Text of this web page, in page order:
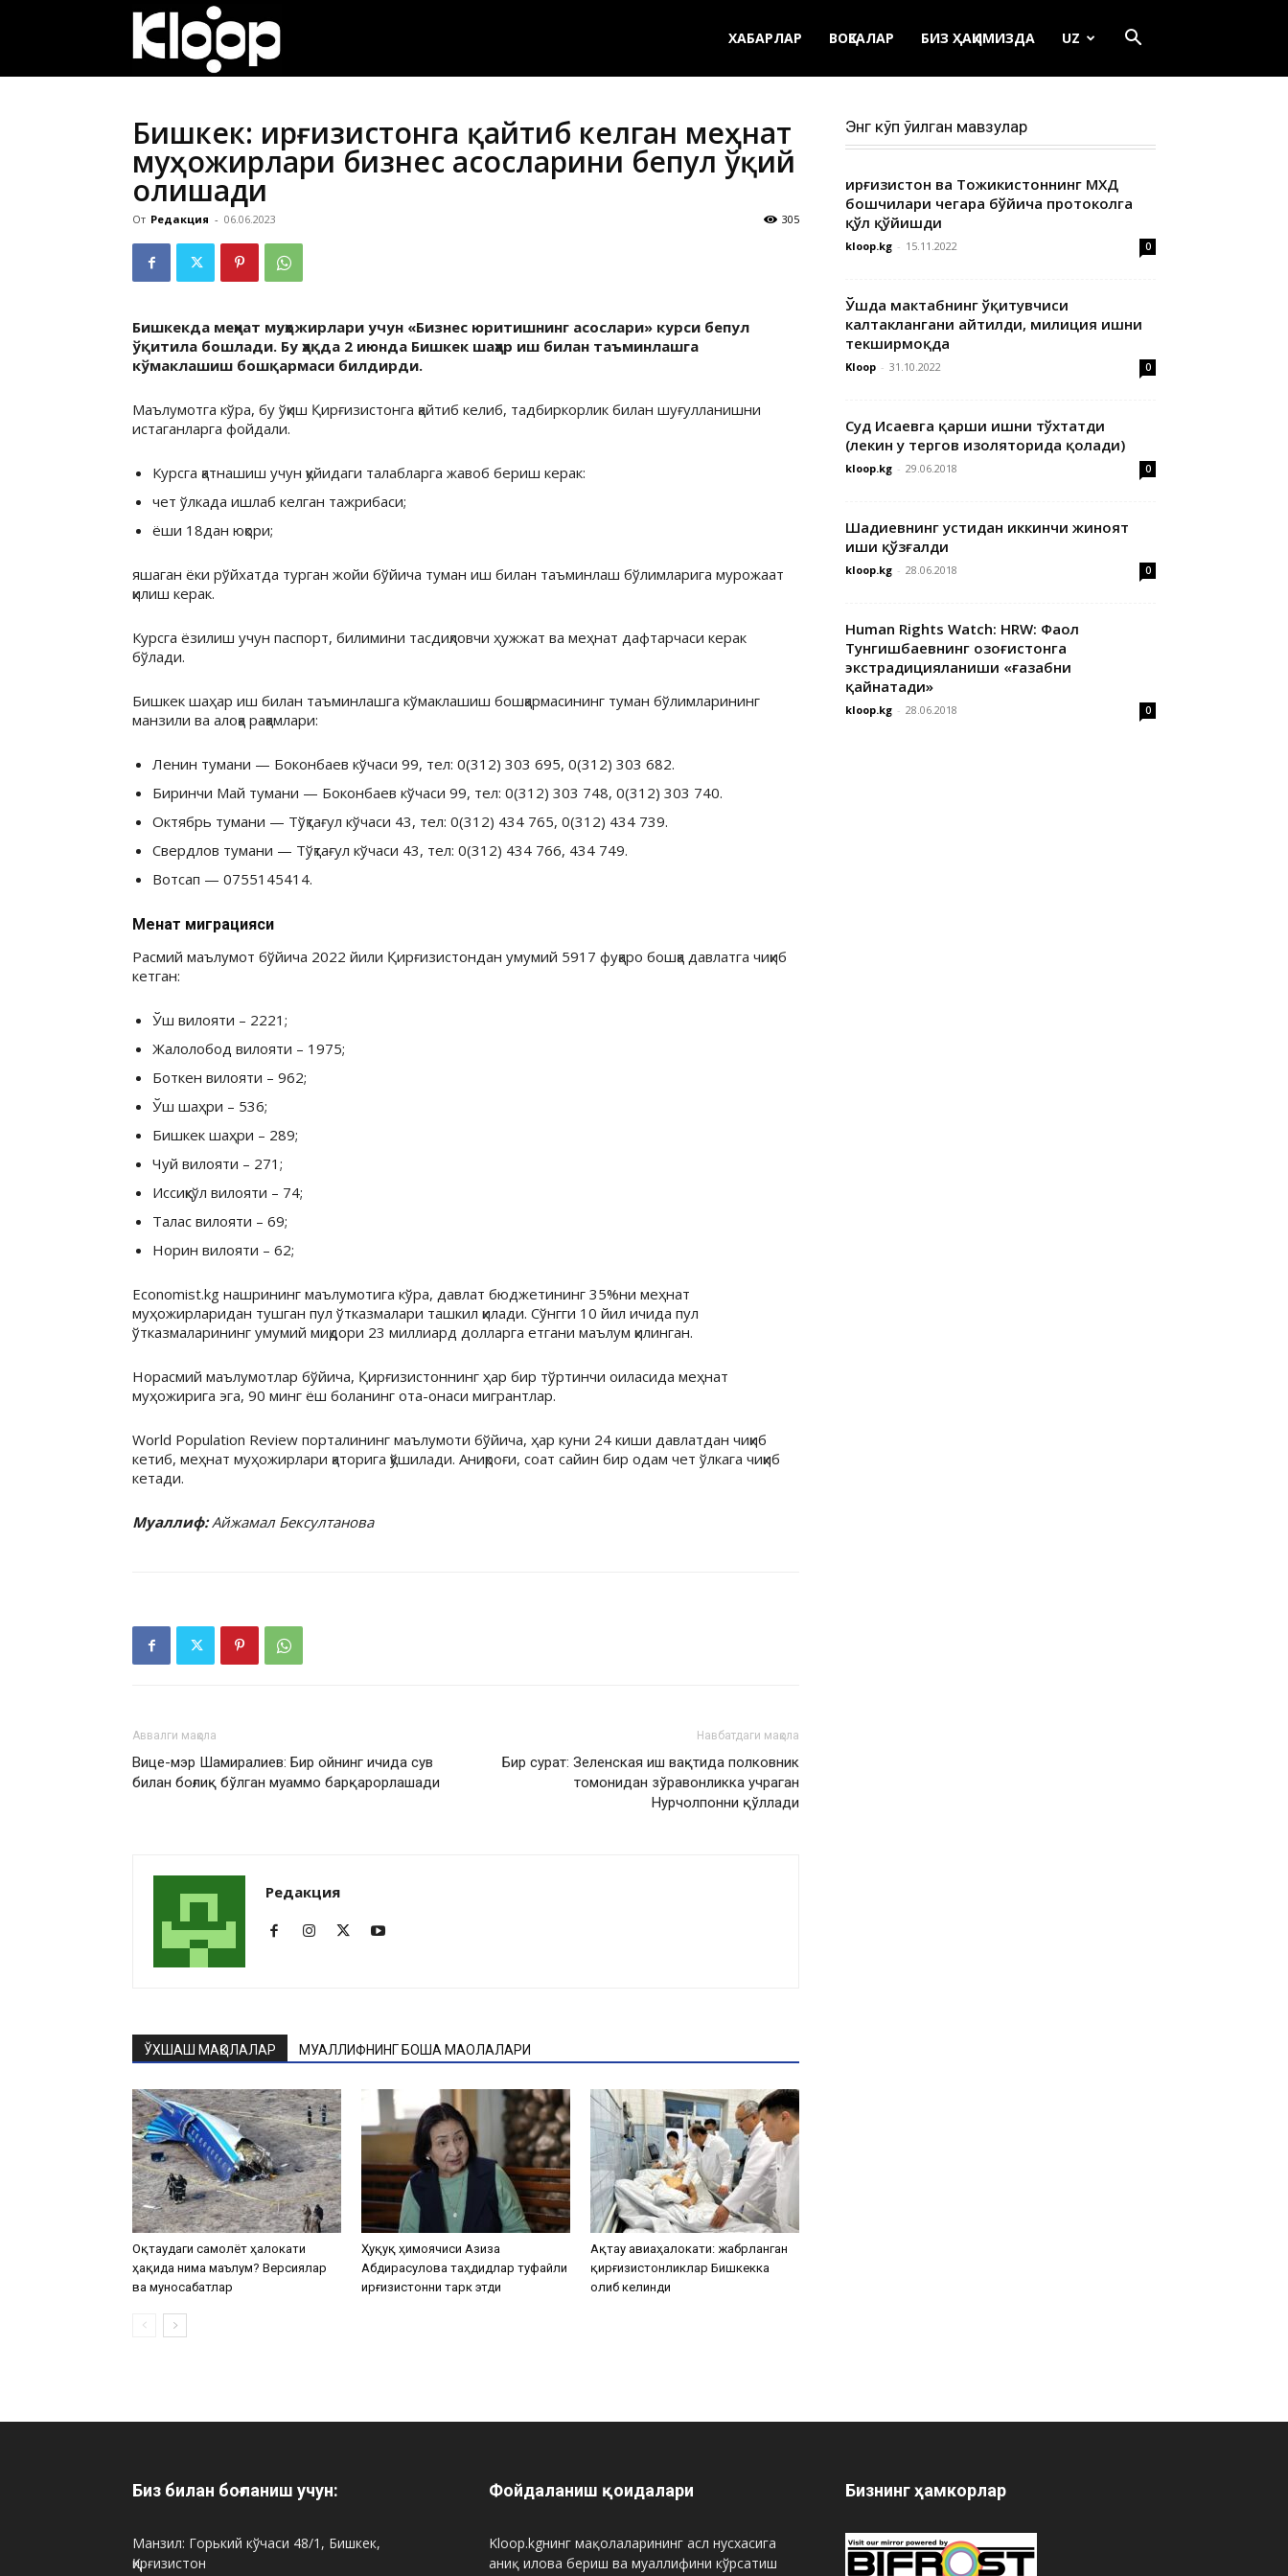
ХАБАРЛАР ВОҚЕАЛАР БИЗ ҲАҚИМИЗДА UZ
Бишкек: Қирғизистонга қайтиб келган меҳнат
муҳожирлари бизнес асосларини бепул ўқий
олишади
От Редакция - 06.06.2023 305
Бишкекда меҳнат муҳожирлари учун «Бизнес юритишнинг асослари» курси бепул
ўқитила бошлади. Бу ҳақда 2 июнда Бишкек шаҳар иш билан таъминлашга
кўмаклашиш бошқармаси билдирди.
Маълумотга кўра, бу ўқиш Қирғизистонга қайтиб келиб, тадбиркорлик билан шуғулланишни
истаганларга фойдали.
Курсга қатнашиш учун қуйидаги талабларга жавоб бериш керак:
чет ўлкада ишлаб келган тажрибаси;
ёши 18дан юқори;
яшаган ёки рўйхатда турган жойи бўйича туман иш билан таъминлаш бўлимларига мурожаат
қилиш керак.
Курсга ёзилиш учун паспорт, билимини тасдиқловчи ҳужжат ва меҳнат дафтарчаси керак
бўлади.
Бишкек шаҳар иш билан таъминлашга кўмаклашиш бошқармасининг туман бўлимларининг
манзили ва алоқа рақамлари:
Ленин тумани — Боконбаев кўчаси 99, тел: 0(312) 303 695, 0(312) 303 682.
Биринчи Май тумани — Боконбаев кўчаси 99, тел: 0(312) 303 748, 0(312) 303 740.
Октябрь тумани — Тўқтағул кўчаси 43, тел: 0(312) 434 765, 0(312) 434 739.
Свердлов тумани — Тўқтағул кўчаси 43, тел: 0(312) 434 766, 434 749.
Вотсап — 0755145414.
Меҳнат миграцияси
Расмий маълумот бўйича 2022 йили Қирғизистондан умумий 5917 фуқаро бошқа давлатга чиқиб
кетган:
Ўш вилояти – 2221;
Жалолобод вилояти – 1975;
Боткен вилояти – 962;
Ўш шаҳри – 536;
Бишкек шаҳри – 289;
Чуй вилояти – 271;
Иссиқкўл вилояти – 74;
Талас вилояти – 69;
Норин вилояти – 62;
Economist.kg нашрининг маълумотига кўра, давлат бюджетининг 35%ни меҳнат
муҳожирларидан тушган пул ўтказмалари ташкил қилади. Сўнгги 10 йил ичида пул
ўтказмаларининг умумий миқдори 23 миллиард долларга етгани маълум қилинган.
Норасмий маълумотлар бўйича, Қирғизистоннинг ҳар бир тўртинчи оиласида меҳнат
муҳожирига эга, 90 минг ёш боланинг ота-онаси мигрантлар.
World Population Review порталининг маълумоти бўйича, ҳар куни 24 киши давлатдан чиқиб
кетиб, меҳнат муҳожирлари қаторига қўшилади. Аниқроғи, соат сайин бир одам чет ўлкага чиқиб
кетади.
Муаллиф:Айжамал Бексултанова
Аввалги мақола
Вице-мэр Шамиралиев: Бир ойнинг ичида сув
билан боғлиқ бўлган муаммо барқарорлашади
Навбатдаги мақола
Бир сурат: Зеленская иш вақтида полковник
томонидан зўравонликка учраган
Нурчолпонни қўллади
Редакция
ЎХШАШ МАҚОЛАЛАР МУАЛЛИФНИНГ БОШҚА МАҚОЛАЛАРИ
Оқтаудаги самолёт ҳалокати
ҳақида нима маълум? Версиялар
ва муносабатлар
Ҳуқуқ ҳимоячиси Азиза
Абдирасулова таҳдидлар туфайли
Қирғизистонни тарк этди
Ақтау авиаҳалокати: жабрланган
қирғизистонликлар Бишкекка
олиб келинди
Энг кўп ўқилган мавзулар
Қирғизистон ва Тожикистоннинг МХДҚ
бошчилари чегара бўйича протоколга
қўл қўйишди
kloop.kg - 15.11.2022 0
Ўшда мактабнинг ўқитувчиси
калтаклангани айтилди, милиция ишни
текширмоқда
Kloop - 31.10.2022 0
Суд Исаевга қарши ишни тўхтатди
(лекин у тергов изоляторида қолади)
kloop.kg - 29.06.2018 0
Шадиевнинг устидан иккинчи жиноят
иши қўзғалди
kloop.kg - 28.06.2018 0
Human Rights Watch: HRW: Фаол
Тунгишбаевнинг Қозоғистонга
экстрадицияланиши «ғазабни
қайнатади»
kloop.kg - 28.06.2018 0
Биз билан боғланиш учун:
Манзил: Горький кўчаси 48/1, Бишкек,
Қирғизистон
Фойдаланиш қоидалари
Kloop.kgнинг мақолаларининг асл нусхасига
аниқ илова бериш ва муаллифини кўрсатиш
Бизнинг ҳамкорлар